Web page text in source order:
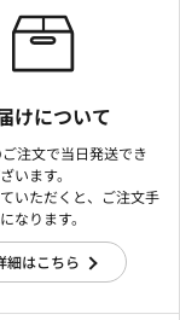
けについて
注文で当日発送でき
います。
いただくと、ご注文手
なります。
細はこちら